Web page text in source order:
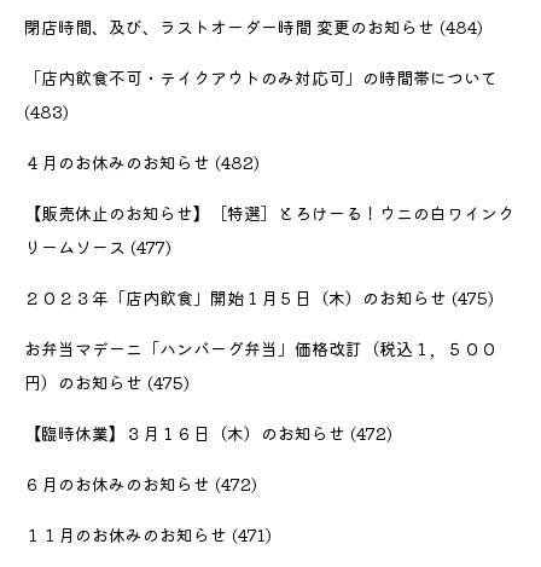
閉店時間、及び、ラストオーダー時間 変更のお知らせ (484)
「店内飲食不可・テイクアウトのみ対応可」の時間帯について
(483)
４月のお休みのお知らせ (482)
【販売休止のお知らせ】［特選］とろけーる！ウニの白ワインク
リームソース (477)
２０２３年「店内飲食」開始１月５日（木）のお知らせ (475)
お弁当マデーニ「ハンバーグ弁当」価格改訂（税込１，５００
円）のお知らせ (475)
【臨時休業】３月１６日（木）のお知らせ (472)
６月のお休みのお知らせ (472)
１１月のお休みのお知らせ (471)